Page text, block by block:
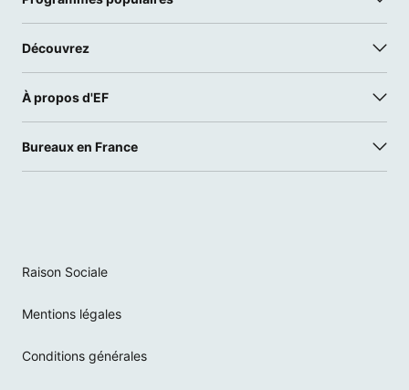
Découvrez
À propos d'EF
Bureaux en France
Raison Sociale
Mentions légales
Conditions générales